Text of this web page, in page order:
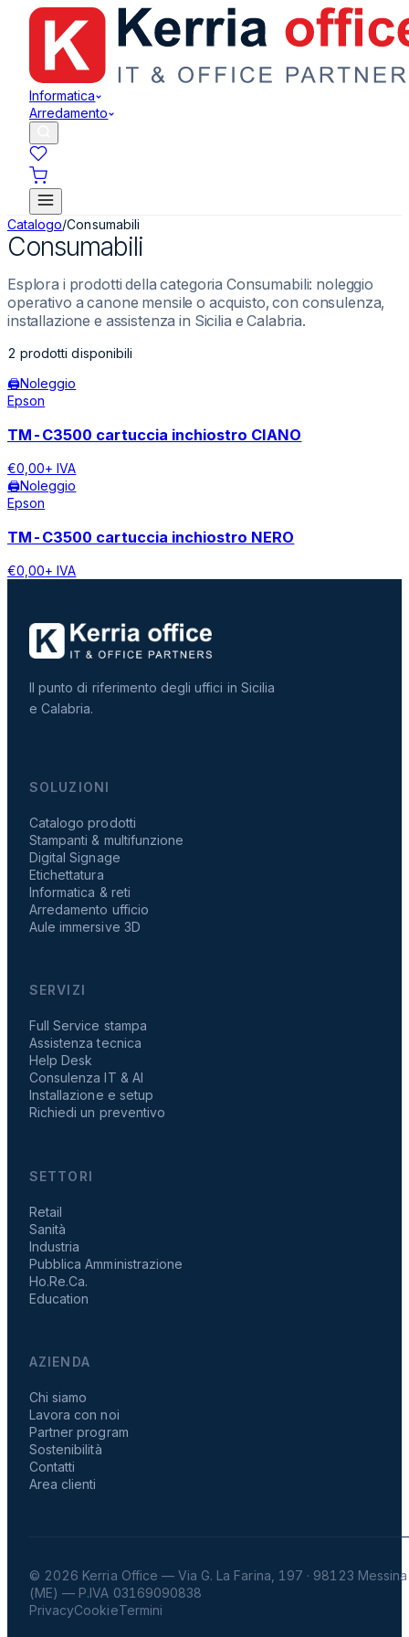
Informatica
Arredamento
Catalogo/Consumabili
Consumabili
Esplora i prodotti della categoria Consumabili: noleggio
operativo a canone mensile o acquisto, con consulenza,
installazione e assistenza in Sicilia e Calabria.
2 prodotti disponibili
🖨️Noleggio
Epson
TM-C3500 cartuccia inchiostro CIANO
€0,00+ IVA
🖨️Noleggio
Epson
TM-C3500 cartuccia inchiostro NERO
€0,00+ IVA
Il punto di riferimento degli uffici in Sicilia
e Calabria.
SOLUZIONI
Catalogo prodotti
Stampanti & multifunzione
Digital Signage
Etichettatura
Informatica & reti
Arredamento ufficio
Aule immersive 3D
SERVIZI
Full Service stampa
Assistenza tecnica
Help Desk
Consulenza IT & AI
Installazione e setup
Richiedi un preventivo
SETTORI
Retail
Sanità
Industria
Pubblica Amministrazione
Ho.Re.Ca.
Education
AZIENDA
Chi siamo
Lavora con noi
Partner program
Sostenibilità
Contatti
Area clienti
© 2026 Kerria Office — Via G. La Farina, 197 · 98123 Messina
(ME) — P.IVA 03169090838
PrivacyCookieTermini